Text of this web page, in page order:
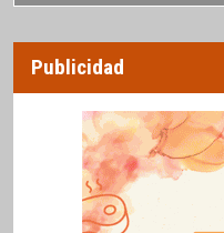
Publicidad